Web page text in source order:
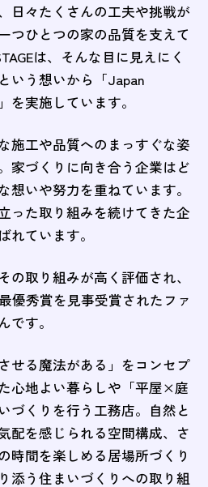
日々たくさんの工夫や挑戦が
つひとつの家の品質を支えて
は、そんな目に見えにく
いう想いから「Japan
を実施しています。
施工や品質へのまっすぐな姿
家づくりに向き合う企業はど
想いや努力を重ねています。
った取り組みを続けてきた企
れています。
の取り組みが高く評価され、
優秀賞を見事受賞されたファ
です。
せる魔法がある」をコンセプ
心地よい暮らしや「平屋×庭
づくりを行う工務店。自然と
配を感じられる空間構成、さ
時間を楽しめる居場所づくり
添う住まいづくりへの取り組